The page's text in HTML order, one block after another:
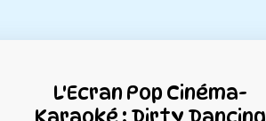
L'Ecran Pop Cinéma-